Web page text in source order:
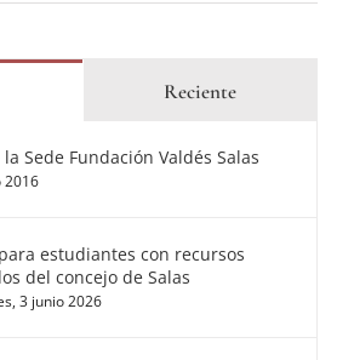
Reciente
Sede Fundación Valdés Salas
2016
estudiantes con recursos
del concejo de Salas
3 junio 2026